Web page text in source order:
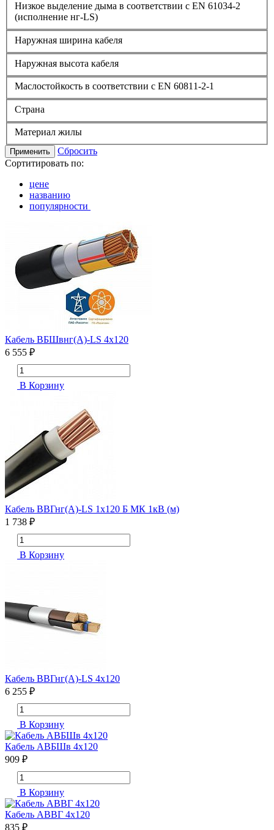
Низкое выделение дыма в соответствии с EN 61034-2
(исполнение нг-LS)
Наружная ширина кабеля
Наружная высота кабеля
Маслостойкость в соответствии с EN 60811-2-1
Страна
Материал жилы
Применить
Сбросить
Сортитировать по:
цене
названию
популярности
Кабель ВБШвнг(А)-LS 4х120
6 555 ₽
В Корзину
Кабель ВВГнг(А)-LS 1х120 Б МК 1кВ (м)
1 738 ₽
В Корзину
Кабель ВВГнг(А)-LS 4х120
6 255 ₽
В Корзину
Кабель АВБШв 4х120
909 ₽
В Корзину
Кабель АВВГ 4х120
835 ₽